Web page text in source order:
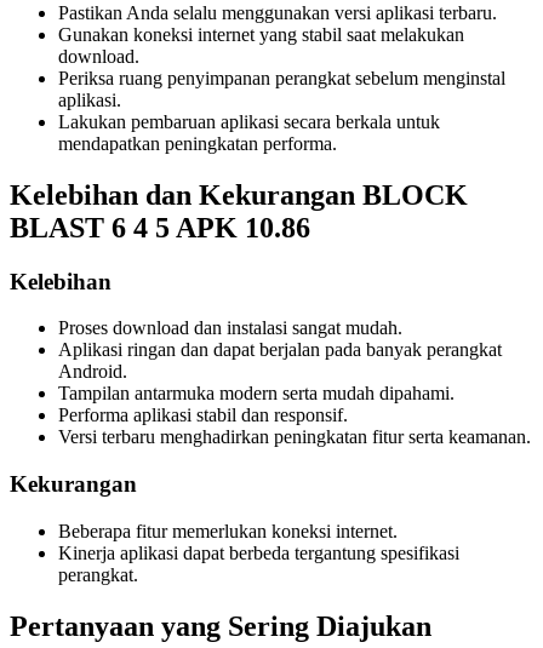
Pastikan Anda selalu menggunakan versi aplikasi terbaru.
Gunakan koneksi internet yang stabil saat melakukan
download.
Periksa ruang penyimpanan perangkat sebelum menginstal
aplikasi.
Lakukan pembaruan aplikasi secara berkala untuk
mendapatkan peningkatan performa.
Kelebihan dan Kekurangan BLOCK
BLAST 6 4 5 APK 10.86
Kelebihan
Proses download dan instalasi sangat mudah.
Aplikasi ringan dan dapat berjalan pada banyak perangkat
Android.
Tampilan antarmuka modern serta mudah dipahami.
Performa aplikasi stabil dan responsif.
Versi terbaru menghadirkan peningkatan fitur serta keamanan.
Kekurangan
Beberapa fitur memerlukan koneksi internet.
Kinerja aplikasi dapat berbeda tergantung spesifikasi
perangkat.
Pertanyaan yang Sering Diajukan